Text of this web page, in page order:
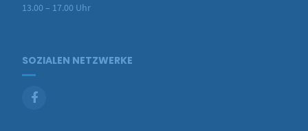
13.00 – 17.00 Uhr
SOZIALEN NETZWERKE